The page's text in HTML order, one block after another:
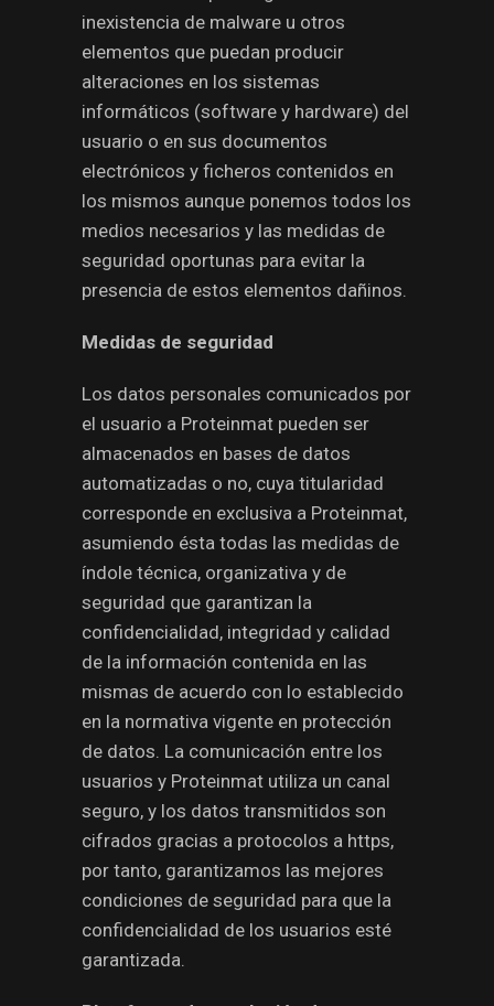
inexistencia de malware u otros
elementos que puedan producir
alteraciones en los sistemas
informáticos (software y hardware) del
usuario o en sus documentos
electrónicos y ficheros contenidos en
los mismos aunque ponemos todos los
medios necesarios y las medidas de
seguridad oportunas para evitar la
presencia de estos elementos dañinos.
Medidas de seguridad
Los datos personales comunicados por
el usuario a Proteinmat pueden ser
almacenados en bases de datos
automatizadas o no, cuya titularidad
corresponde en exclusiva a Proteinmat,
asumiendo ésta todas las medidas de
índole técnica, organizativa y de
seguridad que garantizan la
confidencialidad, integridad y calidad
de la información contenida en las
mismas de acuerdo con lo establecido
en la normativa vigente en protección
de datos. La comunicación entre los
usuarios y Proteinmat utiliza un canal
seguro, y los datos transmitidos son
cifrados gracias a protocolos a https,
por tanto, garantizamos las mejores
condiciones de seguridad para que la
confidencialidad de los usuarios esté
garantizada.